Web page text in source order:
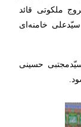
ملکوتی قائد
خامنه‌ای
حسینی